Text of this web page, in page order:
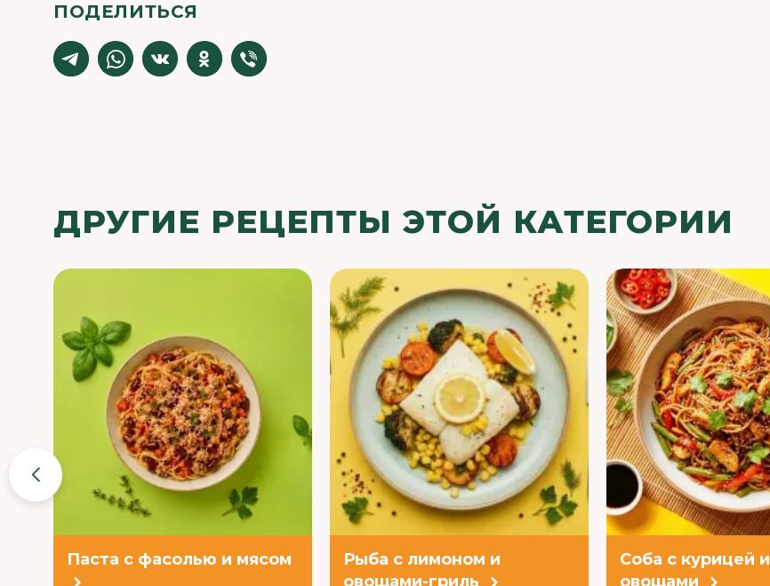
ПОДЕЛИТЬСЯ
ДРУГИЕ РЕЦЕПТЫ ЭТОЙ КАТЕГОРИИ
Паста с фасолью и мясом
Рыба с лимоном и
овощами-гриль
Соба с курицей и
овощами